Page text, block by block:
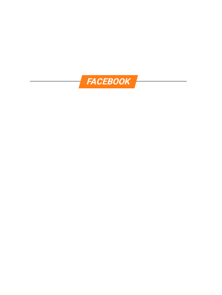
FACEBOOK